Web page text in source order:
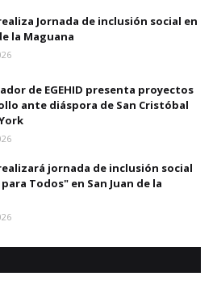
Jornada de inclusión social en
la Maguana
de EGEHID presenta proyectos
ante diáspora de San Cristóbal
realizará jornada de inclusión social
para Todos" en San Juan de la